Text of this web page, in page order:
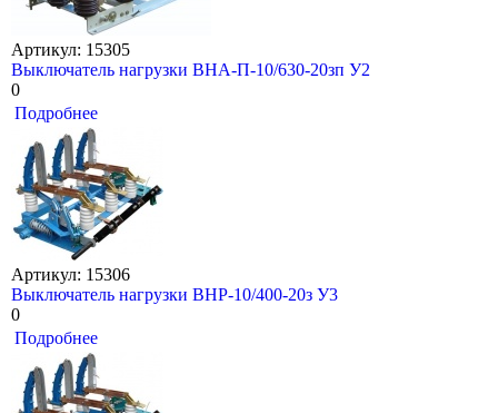
Артикул: 15305
Выключатель нагрузки ВНА-П-10/630-20зп У2
0
Подробнее
Артикул: 15306
Выключатель нагрузки ВНР-10/400-20з У3
0
Подробнее